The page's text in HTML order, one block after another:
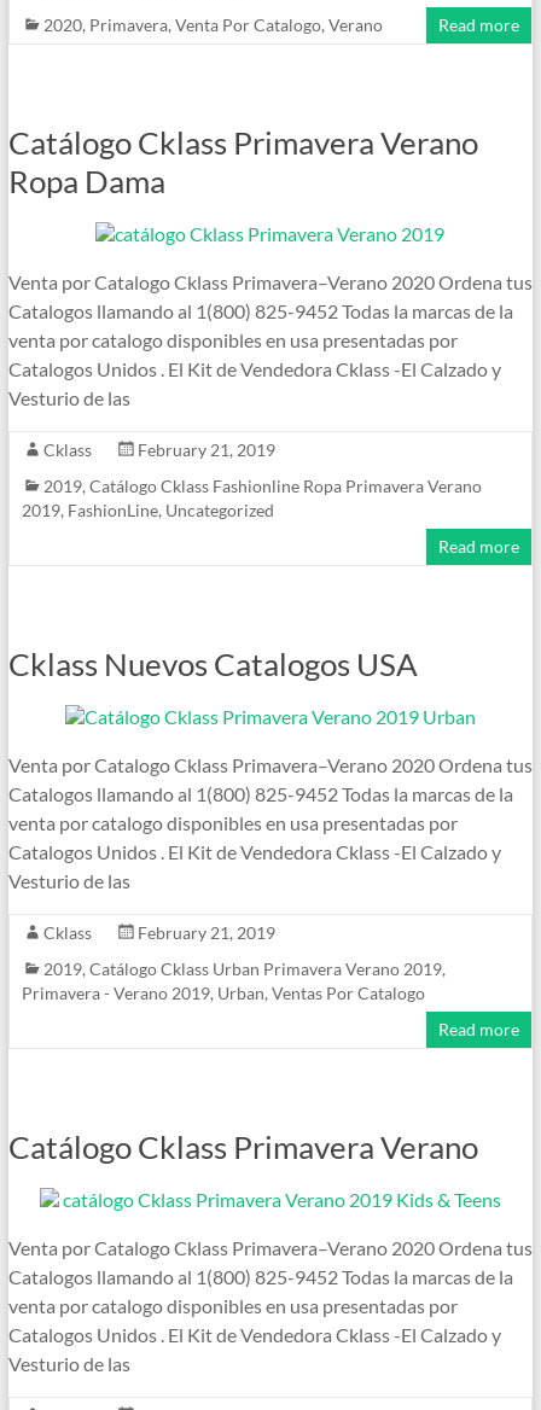
2020, Primavera, Venta Por Catalogo, Verano Read more
Catálogo Cklass Primavera Verano
Ropa Dama
Venta por Catalogo Cklass Primavera–Verano 2020 Ordena tus
Catalogos llamando al 1(800) 825-9452 Todas la marcas de la
venta por catalogo disponibles en usa presentadas por
Catalogos Unidos . El Kit de Vendedora Cklass -El Calzado y
Vesturio de las
Cklass
February 21, 2019
2019, Catálogo Cklass Fashionline Ropa Primavera Verano
2019, FashionLine, Uncategorized
Read more
Cklass Nuevos Catalogos USA
Venta por Catalogo Cklass Primavera–Verano 2020 Ordena tus
Catalogos llamando al 1(800) 825-9452 Todas la marcas de la
venta por catalogo disponibles en usa presentadas por
Catalogos Unidos . El Kit de Vendedora Cklass -El Calzado y
Vesturio de las
Cklass
February 21, 2019
2019, Catálogo Cklass Urban Primavera Verano 2019,
Primavera - Verano 2019, Urban, Ventas Por Catalogo
Read more
Catálogo Cklass Primavera Verano
Venta por Catalogo Cklass Primavera–Verano 2020 Ordena tus
Catalogos llamando al 1(800) 825-9452 Todas la marcas de la
venta por catalogo disponibles en usa presentadas por
Catalogos Unidos . El Kit de Vendedora Cklass -El Calzado y
Vesturio de las